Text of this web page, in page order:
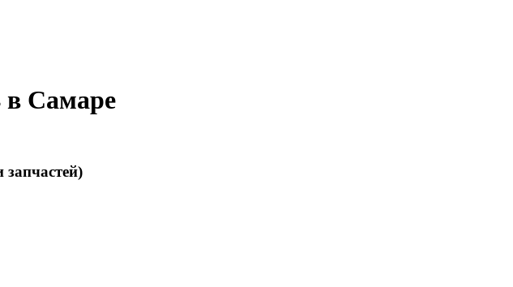
в Самаре
запчастей)